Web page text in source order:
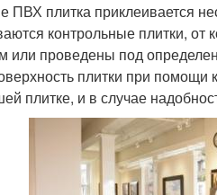
ПВХ плитка приклеивается
контрольные плитки, от
или проведены под
плитки при помощи
плитке, и в случае